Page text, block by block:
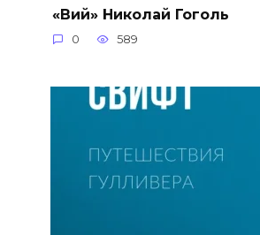
«Вий» Николай Гоголь
0 589